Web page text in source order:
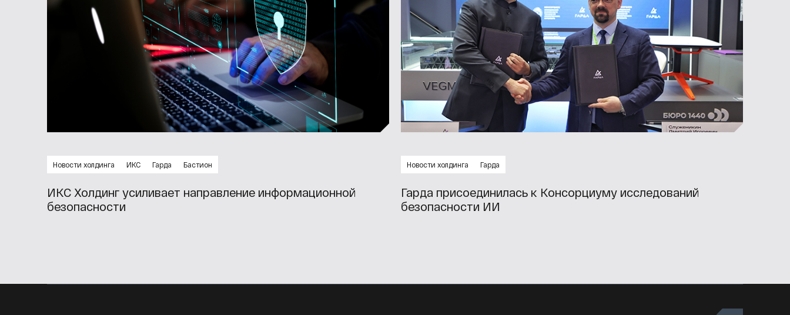
Новости холдинга ИКС Гарда Бастион
ИКС Холдинг усиливает направление информационной
безопасности
Новости холдинга Гарда
Гарда присоединилась к Консорциуму исследований
безопасности ИИ